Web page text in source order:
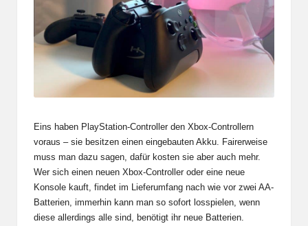
Eins haben PlayStation-Controller den Xbox-Controllern
voraus – sie besitzen einen eingebauten Akku. Fairerweise
muss man dazu sagen, dafür kosten sie aber auch mehr.
Wer sich einen neuen Xbox-Controller oder eine neue
Konsole kauft, findet im Lieferumfang nach wie vor zwei AA-
Batterien, immerhin kann man so sofort losspielen, wenn
diese allerdings alle sind, benötigt ihr neue Batterien.